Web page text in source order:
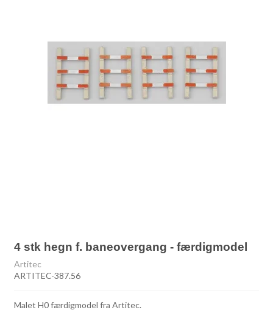
4 stk hegn f. baneovergang - færdigmodel
Artitec
ARTITEC-387.56
Malet H0 færdigmodel fra Artitec.